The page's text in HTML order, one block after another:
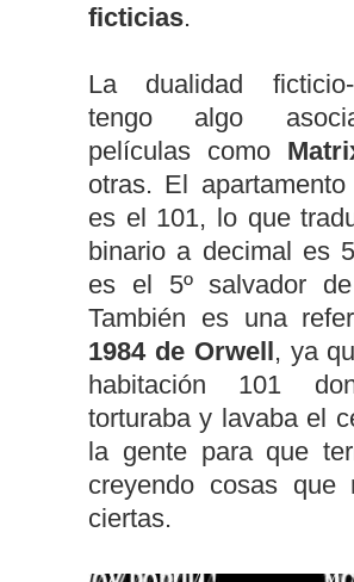
ficticias.
La dualidad
tengo algo
películas como
otras. El
es el 101, lo que
binario a decimal es
es el 5º salvador
También es una
1984 de Orwell, ya
habitación 101
torturaba y lavaba el
la gente para que
creyendo cosas que
ciertas.